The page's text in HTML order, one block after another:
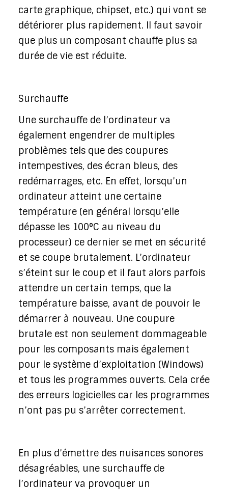
carte graphique, chipset, etc.) qui vont se
détériorer plus rapidement. Il faut savoir
que plus un composant chauffe plus sa
durée de vie est réduite.
Surchauffe
Une surchauffe de l’ordinateur va
également engendrer de multiples
problèmes tels que des coupures
intempestives, des écran bleus, des
redémarrages, etc. En effet, lorsqu’un
ordinateur atteint une certaine
température (en général lorsqu’elle
dépasse les 100°C au niveau du
processeur) ce dernier se met en sécurité
et se coupe brutalement. L’ordinateur
s’éteint sur le coup et il faut alors parfois
attendre un certain temps, que la
température baisse, avant de pouvoir le
démarrer à nouveau. Une coupure
brutale est non seulement dommageable
pour les composants mais également
pour le système d’exploitation (Windows)
et tous les programmes ouverts. Cela crée
des erreurs logicielles car les programmes
n’ont pas pu s’arrêter correctement.
En plus d’émettre des nuisances sonores
désagréables, une surchauffe de
l’ordinateur va provoquer un